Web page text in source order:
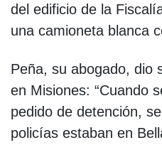
del edificio de la
una camioneta blanca
Peña, su abogado, dio
en Misiones: “Cuando
pedido de detención,
policías estaban en